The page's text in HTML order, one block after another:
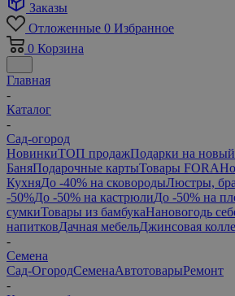
Заказы
Отложенные 0 Избранное
0 Корзина
Главная
-
Каталог
-
Сад-огород
НовинкиТОП продажПодарки на
БаняПодарочные картыТовары FORA
КухняДо -40% на сковородыЛюстры,
-50%До -50% на кастрюлиДо -50% на
сумкиТовары из бамбукаНановогодь
напитковДачная мебельДжинсовая
-
Семена
Сад-ОгородСеменаАвтотоварыРемонт
-